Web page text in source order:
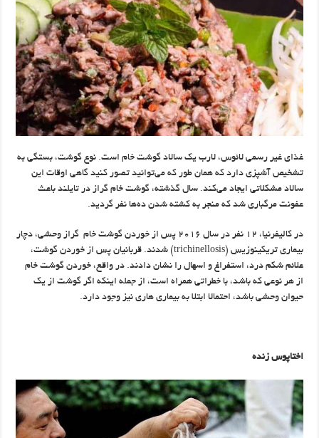
غذای غیر رسمی لائوس، لارب یک سالاد گوشت خام است. نوع گوشت، بستگی به
تشخیص آشپزی دارد که همان طور که می‌توانید تصور کنید گاهی اوقات این
سالاد مشکلاتی ایجاد می‌کند. سال گذشته، گوشت خام گراز در تایلند باعث
عفونت مرگباری شد که منجر به کشته شدن ده‌ها نفر گردید.
در کالیفرنیا، ۱۲ نفر در سال ۲۰۱۶ پس از خوردن گوشت خام گراز وحشی، دچار
بیماری تریکینوزیس (trichinellosis) شدند. قربانیان پس از خوردن گوشت،
علائم شکم درد، استفراغ و اسهال را نشان دادند. در واقع، خوردن گوشت خام
از هر نوعی که باشد، با خطراتی همراه است، از جمله اینکه اگر گوشت از یک
حیوان وحشی باشد، احتمالا ابتلا به بیماری هاری نیز وجود دارد.
اختاپوس زنده